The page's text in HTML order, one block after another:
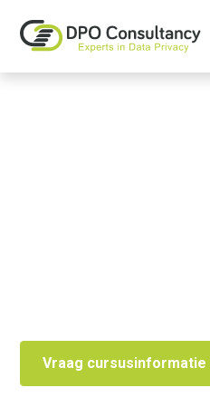
Vraag cursusinformatie